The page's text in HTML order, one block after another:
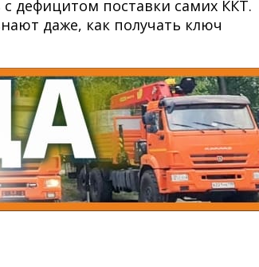
с дефицитом поставки самих ККТ.
даже, как получать ключ